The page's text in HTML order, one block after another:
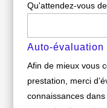
Qu'attendez-vous
Auto-évaluation
Afin de mieux vous
prestation, merci
connaissances